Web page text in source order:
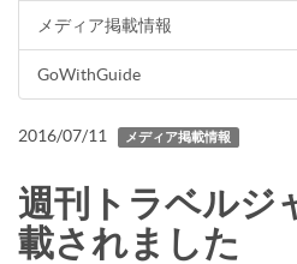
メディア掲載情報
GoWithGuide
2016/07/11 メディア掲載情報
週刊トラベルジ
載されました